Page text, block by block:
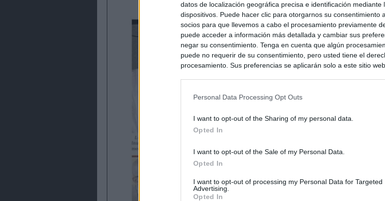
datos de localización geográfica precisa e identificación mediante
dispositivos. Puede hacer clic para otorgarnos su consentimiento
socios para que llevemos a cabo el procesamiento previamente
puede acceder a información más detallada y cambiar sus
negar su consentimiento. Tenga en cuenta que algún
puede no requerir de su consentimiento, pero usted tiene el
procesamiento. Sus preferencias se aplicarán solo a este sitio
Personal Data Processing Opt Outs
I want to opt-out of the Sharing of my personal data.
Opted In
I want to opt-out of the Sale of my Personal Data.
Opted In
I want to opt-out of processing my Personal Data for Targeted
Advertising.
Opted In